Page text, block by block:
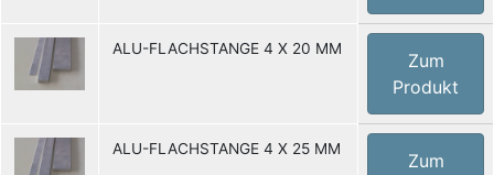
ALU-FLACHSTANGE 4 X 20 MM
Zum
Produkt
ALU-FLACHSTANGE 4 X 25 MM
Zum